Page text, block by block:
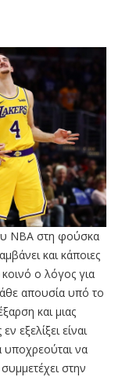
NBA στη φούσκα
και κάποιες
ο λόγος για
απουσία υπό το
και μιας
εξελίξει είναι
υποχρεούται να
στην